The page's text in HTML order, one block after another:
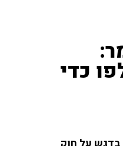
כדי